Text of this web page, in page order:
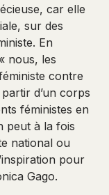
car elle
sur des
En
nous, les
contre
d’un corps
féministes en
peut à la fois
national ou
pour
Gago.